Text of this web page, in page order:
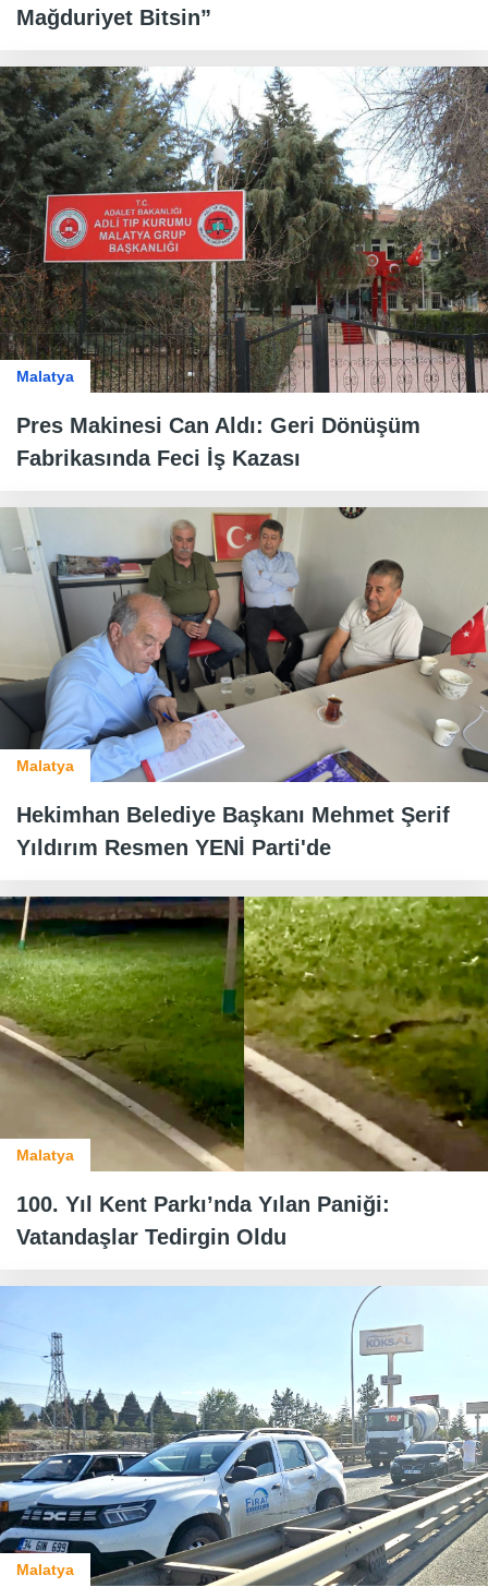
Mağduriyet Bitsin”
Malatya
Pres Makinesi Can Aldı: Geri Dönüşüm
Fabrikasında Feci İş Kazası
Malatya
Hekimhan Belediye Başkanı Mehmet Şerif
Yıldırım Resmen YENİ Parti'de
Malatya
100. Yıl Kent Parkı’nda Yılan Paniği:
Vatandaşlar Tedirgin Oldu
Malatya